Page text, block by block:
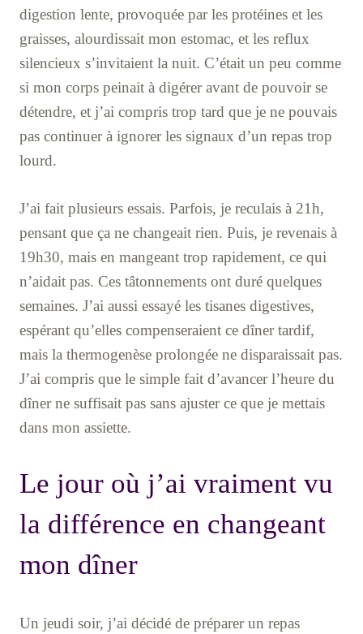
digestion lente, provoquée par les protéines et les
graisses, alourdissait mon estomac, et les reflux
silencieux s’invitaient la nuit. C’était un peu comme
si mon corps peinait à digérer avant de pouvoir se
détendre, et j’ai compris trop tard que je ne pouvais
pas continuer à ignorer les signaux d’un repas trop
lourd.
J’ai fait plusieurs essais. Parfois, je reculais à 21h,
pensant que ça ne changeait rien. Puis, je revenais à
19h30, mais en mangeant trop rapidement, ce qui
n’aidait pas. Ces tâtonnements ont duré quelques
semaines. J’ai aussi essayé les tisanes digestives,
espérant qu’elles compenseraient ce dîner tardif,
mais la thermogenèse prolongée ne disparaissait pas.
J’ai compris que le simple fait d’avancer l’heure du
dîner ne suffisait pas sans ajuster ce que je mettais
dans mon assiette.
Le jour où j’ai vraiment vu
la différence en changeant
mon dîner
Un jeudi soir, j’ai décidé de préparer un repas